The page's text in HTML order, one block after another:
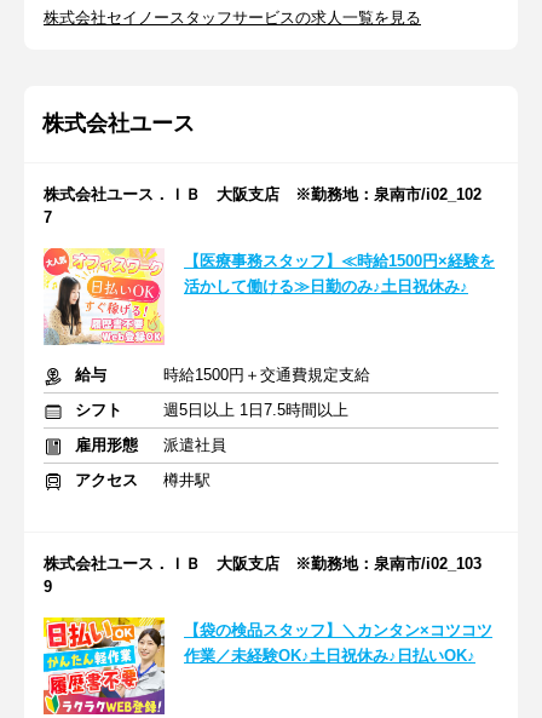
株式会社セイノースタッフサービスの求人一覧を見る
株式会社ユース
株式会社ユース．ＩＢ 大阪支店 ※勤務地：泉南市/i02_102
7
【医療事務スタッフ】≪時給1500円×経験を
活かして働ける≫日勤のみ♪土日祝休み♪
給与
時給1500円＋交通費規定支給
シフト
週5日以上 1日7.5時間以上
雇用形態
派遣社員
アクセス
樽井駅
株式会社ユース．ＩＢ 大阪支店 ※勤務地：泉南市/i02_103
9
【袋の検品スタッフ】＼カンタン×コツコツ
作業／未経験OK♪土日祝休み♪日払いOK♪